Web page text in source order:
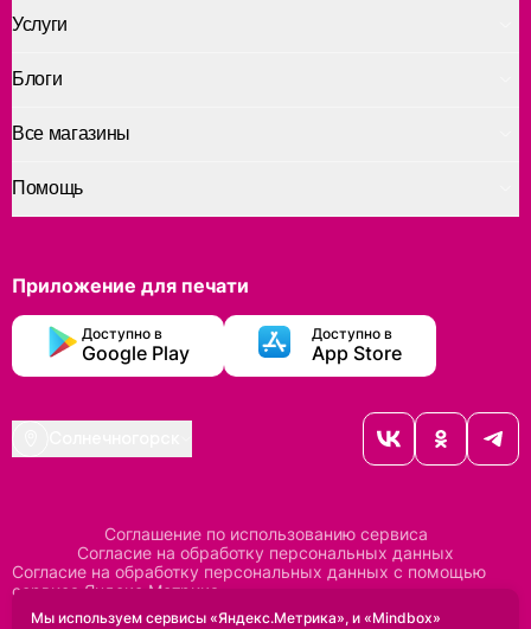
Услуги
Помощь
Блоги
Все магазины
Приложение для печати
Доступно в
Google Play
Доступно в
App Store
Соглашение по использованию сервиса
Согласие на обработку персональных данных
Согласие на обработку персональных данных с помощью
сервиса Яндекс Метрика
Согласие на обработку персональных данных с помощью
Мы используем сервисы «Яндекс.Метрика», и «Mindbox»